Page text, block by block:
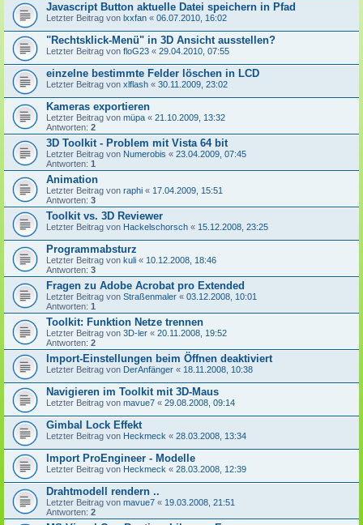
Javascript Button aktuelle Datei speichern in Pfad
Letzter Beitrag von lxxfan « 06.07.2010, 16:02
"Rechtsklick-Menü" in 3D Ansicht ausstellen?
Letzter Beitrag von floG23 « 29.04.2010, 07:55
einzelne bestimmte Felder löschen in LCD
Letzter Beitrag von xlflash « 30.11.2009, 23:02
Kameras exportieren
Letzter Beitrag von müpa « 21.10.2009, 13:32
Antworten: 2
3D Toolkit - Problem mit Vista 64 bit
Letzter Beitrag von Numerobis « 23.04.2009, 07:45
Antworten: 1
Animation
Letzter Beitrag von raphi « 17.04.2009, 15:51
Antworten: 3
Toolkit vs. 3D Reviewer
Letzter Beitrag von Hackelschorsch « 15.12.2008, 23:25
Programmabsturz
Letzter Beitrag von kuli « 10.12.2008, 18:46
Antworten: 3
Fragen zu Adobe Acrobat pro Extended
Letzter Beitrag von Straßenmaler « 03.12.2008, 10:01
Antworten: 1
Toolkit: Funktion Netze trennen
Letzter Beitrag von 3D-ler « 20.11.2008, 19:52
Antworten: 2
Import-Einstellungen beim Öffnen deaktiviert
Letzter Beitrag von DerAnfänger « 18.11.2008, 10:38
Navigieren im Toolkit mit 3D-Maus
Letzter Beitrag von mavue7 « 29.08.2008, 09:14
Gimbal Lock Effekt
Letzter Beitrag von Heckmeck « 28.03.2008, 13:34
Import ProEngineer - Modelle
Letzter Beitrag von Heckmeck « 28.03.2008, 12:39
Drahtmodell rendern ..
Letzter Beitrag von mavue7 « 19.03.2008, 21:51
Antworten: 2